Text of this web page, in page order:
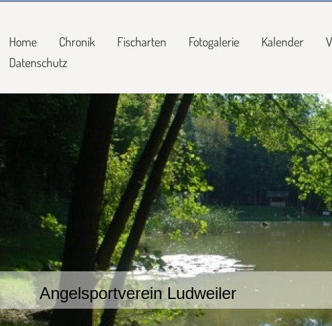
Home Chronik Fischarten Fotogalerie Kalender
Datenschutz
Angelsportverein Ludweiler